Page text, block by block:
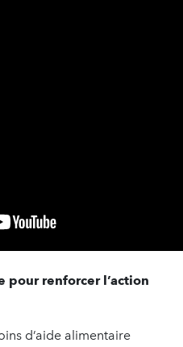
renforcer l’action
d’aide alimentaire